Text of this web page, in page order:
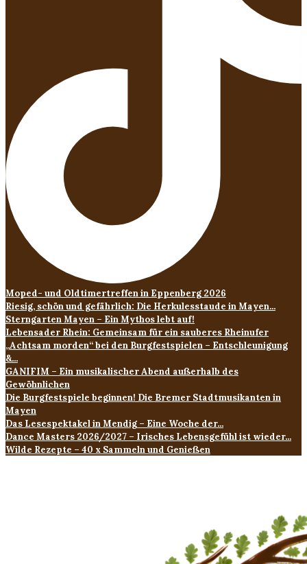
Moped- und Oldtimertreffen in Eppenberg 2026
Riesig, schön und gefährlich: Die Herkulesstaude in Mayen...
Sterngarten Mayen – Ein Mythos lebt auf!
Lebensader Rhein: Gemeinsam für ein sauberes Rheinufer
„Achtsam morden“ bei den Burgfestspielen – Entschleunigung
&...
GANIFIM – Ein musikalischer Abend außerhalb des
Gewöhnlichen
Die Burgfestspiele beginnen! Die Bremer Stadtmusikanten in
Mayen
Das Lesespektakel in Mendig – Eine Woche der...
Dance Masters 2026/2027 – Irisches Lebensgefühl ist wieder...
Wilde Rezepte – 40 x Sammeln und Genießen